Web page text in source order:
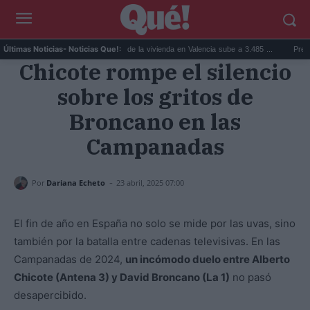
Últimas Noticias- Noticias Que!:
que a... El precio de la vivienda en Valencia sube a 3.485 ... Precio de
Chicote rompe el silencio
sobre los gritos de
Broncano en las
Campanadas
Por Dariana Echeto - 23 abril, 2025 07:00
El fin de año en España no solo se mide por las uvas, sino
también por la batalla entre cadenas televisivas. En las
Campanadas de 2024, un incómodo duelo entre Alberto
Chicote (Antena 3) y David Broncano (La 1) no pasó
desapercibido.